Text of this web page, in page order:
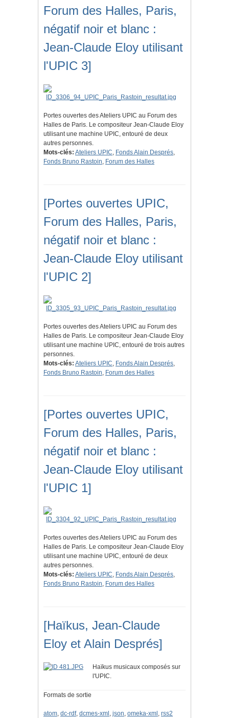
Forum des Halles, Paris,
négatif noir et blanc :
Jean-Claude Eloy utilisant
l'UPIC 3]
Portes ouvertes des Ateliers UPIC au Forum des
Halles de Paris. Le compositeur Jean-Claude Eloy
utilisant une machine UPIC, entouré de deux
autres personnes.
Mots-clés: Ateliers UPIC, Fonds Alain Després,
Fonds Bruno Rastoin, Forum des Halles
[Portes ouvertes UPIC,
Forum des Halles, Paris,
négatif noir et blanc :
Jean-Claude Eloy utilisant
l'UPIC 2]
Portes ouvertes des Ateliers UPIC au Forum des
Halles de Paris. Le compositeur Jean-Claude Eloy
utilisant une machine UPIC, entouré de trois autres
personnes.
Mots-clés: Ateliers UPIC, Fonds Alain Després,
Fonds Bruno Rastoin, Forum des Halles
[Portes ouvertes UPIC,
Forum des Halles, Paris,
négatif noir et blanc :
Jean-Claude Eloy utilisant
l'UPIC 1]
Portes ouvertes des Ateliers UPIC au Forum des
Halles de Paris. Le compositeur Jean-Claude Eloy
utilisant une machine UPIC, entouré de deux
autres personnes.
Mots-clés: Ateliers UPIC, Fonds Alain Després,
Fonds Bruno Rastoin, Forum des Halles
[Haïkus, Jean-Claude
Eloy et Alain Després]
Haïkus musicaux composés sur
l'UPIC.
Formats de sortie
atom, dc-rdf, dcmes-xml , json, omeka-xml , rss2